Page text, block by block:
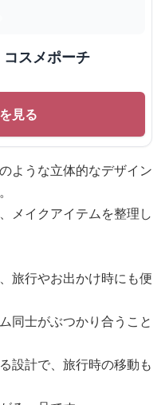
スメポーチ
見る
ような立体的なデザイン
メイクアイテムを整理し
旅行やお出かけ時にも便
同士がぶつかり合うこと
設計で、旅行時の移動も